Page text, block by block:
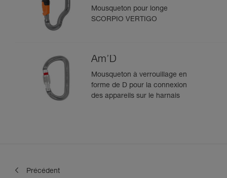
Mousqueton pour longe
SCORPIO VERTIGO
Am’D
Mousqueton à verrouillage en
forme de D pour la connexion
des appareils sur le harnais
Précédent